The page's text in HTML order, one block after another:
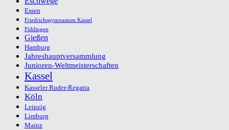
Essen
Friedrichsgymnasium Kassel
Fühlingen
Gießen
Hamburg
Jahreshauptversammlung
Junioren-Weltmeisterschaften
Kassel
Kasseler Ruder-Regatta
Köln
Leipzig
Limburg
Mainz